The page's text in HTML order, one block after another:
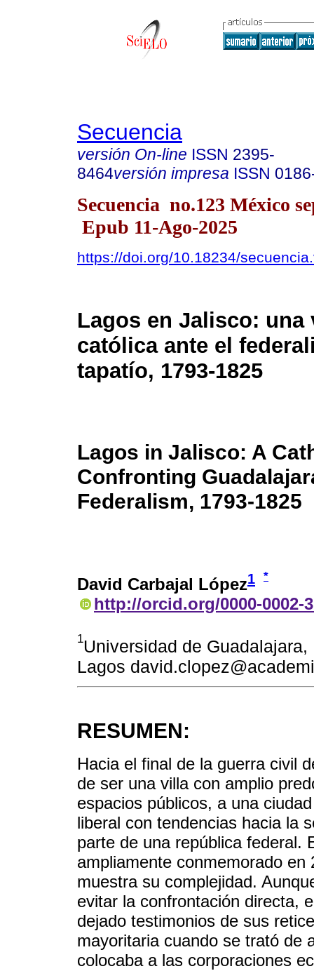
Secuencia
versión On-line ISSN 2395-
8464versión impresa ISSN
Secuencia no.123 México
Epub 11-Ago-2025
https://doi.org/10.18234/
Lagos en Jalisco: una
católica ante el
tapatío, 1793-1825
Lagos in Jalisco: A
Confronting
Federalism, 1793-1825
David Carbajal López1 *
http://orcid.org/0000-0002-
1Universidad de
Lagos
RESUMEN:
Hacia el final de la guerra civil
de ser una villa con amplio
espacios públicos, a una
liberal con tendencias hacia la
parte de una república federal.
ampliamente conmemorado
muestra su complejidad.
evitar la confrontación directa,
dejado testimonios de sus
mayoritaria cuando se trató de
colocaba a las corporaciones